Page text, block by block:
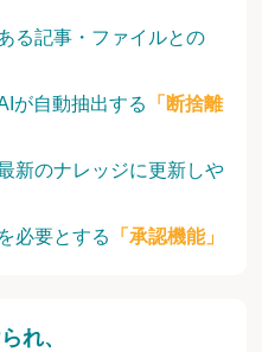
る記事・ファイルとの
が自動抽出する
「断捨離
新のナレッジに更新しや
必要とする
「承認機能」
れ、